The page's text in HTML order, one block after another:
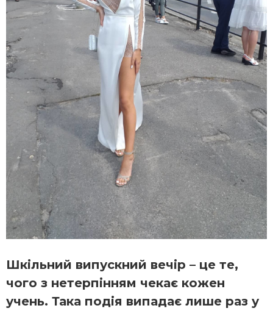
Шкільний випускний вечір – це те,
чого з нетерпінням чекає кожен
учень. Така подія випадає лише раз у